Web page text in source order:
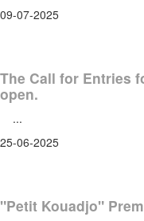
09-07-2025
The Call for Entries
open.
...
25-06-2025
"Petit Kouadjo"